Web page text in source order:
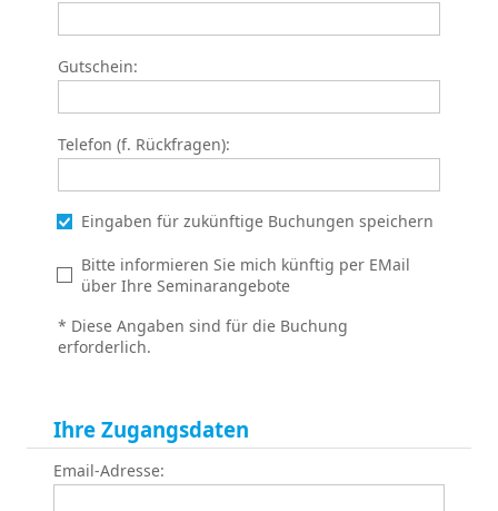
Gutschein:
Telefon (f. Rückfragen):
Eingaben für zukünftige Buchungen speichern
Bitte informieren Sie mich künftig per EMail
über Ihre Seminarangebote
* Diese Angaben sind für die Buchung
erforderlich.
Ihre Zugangsdaten
Email-Adresse: